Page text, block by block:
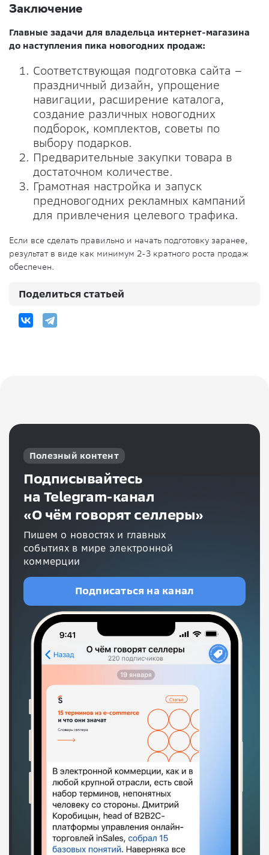
Заключение
Главные задачи для владельца интернет-магазина
до наступления пика новогодних продаж:
Соответствующая подготовка сайта –
праздничный дизайн, упрощение
навигации, расширение каталога,
создание различных новогодних
подборок, комплектов, советы по
выбору подарков.
Предварительные закупки товара в
достаточном количестве.
Грамотная настройка и запуск
предновогодних рекламных кампаний
для привлечения целевого трафика.
Если все сделать правильно и начать подготовку заранее,
результат в виде как минимум 2-3 кратного роста продаж
обеспечен.
Поделиться статьей
Полезный контент
Подписывайтесь
на Telegram-канал
«О чём говорят селлеры»
Пишем о новостях и главных
событиях в мире электронной
коммерции
Подписаться на канал